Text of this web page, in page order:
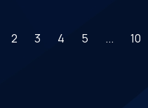
2 3 4 5 ... 10